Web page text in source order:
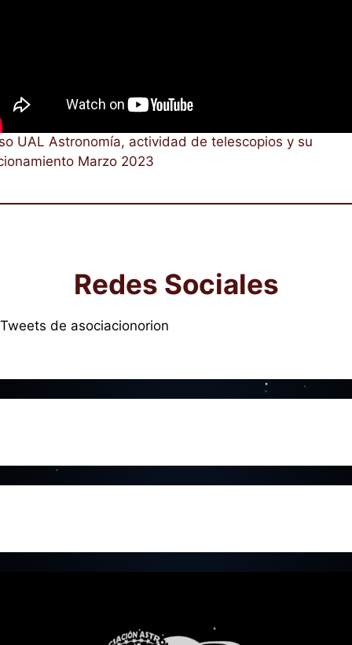
UAL Astronomía, actividad de telescopios y su
Marzo 2023
Redes Sociales
Tweets de asociacionorion